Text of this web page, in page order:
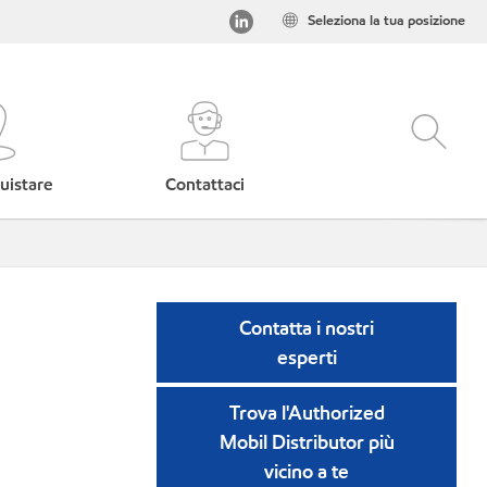
Seleziona la tua posizione
Contattaci
Contatta i nostri
esperti
Trova l'Authorized
Mobil Distributor più
vicino a te